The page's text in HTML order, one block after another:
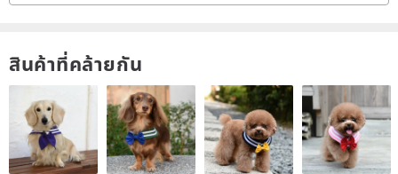
สินค้าที่คล้ายกัน